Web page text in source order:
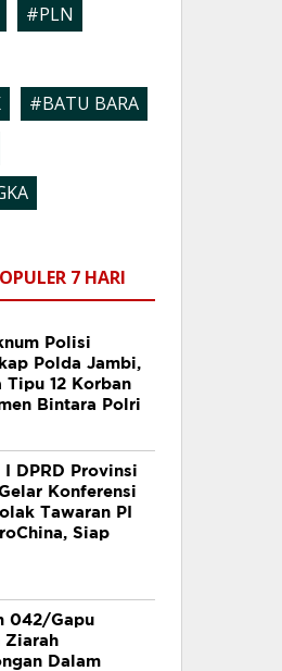
#PLN
#BATU BARA
7 HARI
Polisi
Polda Jambi,
Tipu 12 Korban
Bintara Polri
I DPRD Provinsi
Konferensi
Tawaran PI
Siap
042/Gapu
Ziarah
Dalam